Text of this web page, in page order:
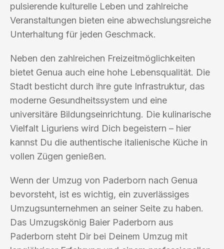
pulsierende kulturelle Leben und zahlreiche
Veranstaltungen bieten eine abwechslungsreiche
Unterhaltung für jeden Geschmack.
Neben den zahlreichen Freizeitmöglichkeiten
bietet Genua auch eine hohe Lebensqualität. Die
Stadt besticht durch ihre gute Infrastruktur, das
moderne Gesundheitssystem und eine
universitäre Bildungseinrichtung. Die kulinarische
Vielfalt Liguriens wird Dich begeistern – hier
kannst Du die authentische italienische Küche in
vollen Zügen genießen.
Wenn der Umzug von Paderborn nach Genua
bevorsteht, ist es wichtig, ein zuverlässiges
Umzugsunternehmen an seiner Seite zu haben.
Das Umzugskönig Baier Paderborn aus
Paderborn steht Dir bei Deinem Umzug mit